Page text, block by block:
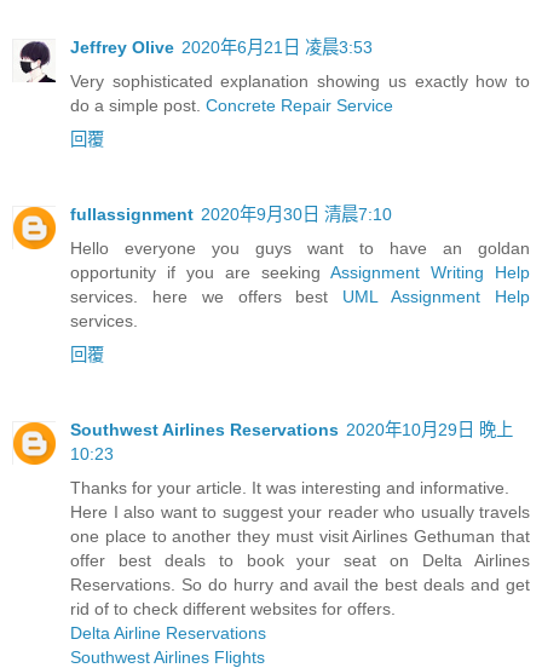
Jeffrey Olive 2020年6月21日 凌晨3:53
Very sophisticated explanation showing us exactly how to
do a simple post. Concrete Repair Service
回覆
fullassignment 2020年9月30日 清晨7:10
Hello everyone you guys want to have an goldan
opportunity if you are seeking Assignment Writing Help
services. here we offers best UML Assignment Help
services.
回覆
Southwest Airlines Reservations 2020年10月29日 晚上
10:23
Thanks for your article. It was interesting and informative.
Here I also want to suggest your reader who usually travels
one place to another they must visit Airlines Gethuman that
offer best deals to book your seat on Delta Airlines
Reservations. So do hurry and avail the best deals and get
rid of to check different websites for offers.
Delta Airline Reservations
Southwest Airlines Flights